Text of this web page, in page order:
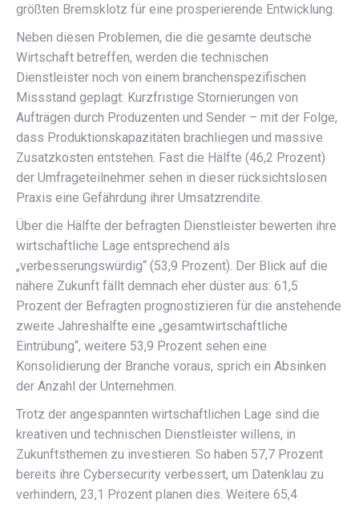
größten Bremsklotz für eine prosperierende Entwicklung.
Neben diesen Problemen, die die gesamte deutsche
Wirtschaft betreffen, werden die technischen
Dienstleister noch von einem branchenspezifischen
Missstand geplagt: Kurzfristige Stornierungen von
Aufträgen durch Produzenten und Sender – mit der Folge,
dass Produktionskapazitäten brachliegen und massive
Zusatzkosten entstehen. Fast die Hälfte (46,2 Prozent)
der Umfrageteilnehmer sehen in dieser rücksichtslosen
Praxis eine Gefährdung ihrer Umsatzrendite.
Über die Hälfte der befragten Dienstleister bewerten ihre
wirtschaftliche Lage entsprechend als
„verbesserungswürdig“ (53,9 Prozent). Der Blick auf die
nähere Zukunft fällt demnach eher düster aus: 61,5
Prozent der Befragten prognostizieren für die anstehende
zweite Jahreshälfte eine „gesamtwirtschaftliche
Eintrübung“, weitere 53,9 Prozent sehen eine
Konsolidierung der Branche voraus, sprich ein Absinken
der Anzahl der Unternehmen.
Trotz der angespannten wirtschaftlichen Lage sind die
kreativen und technischen Dienstleister willens, in
Zukunftsthemen zu investieren. So haben 57,7 Prozent
bereits ihre Cybersecurity verbessert, um Datenklau zu
verhindern, 23,1 Prozent planen dies. Weitere 65,4